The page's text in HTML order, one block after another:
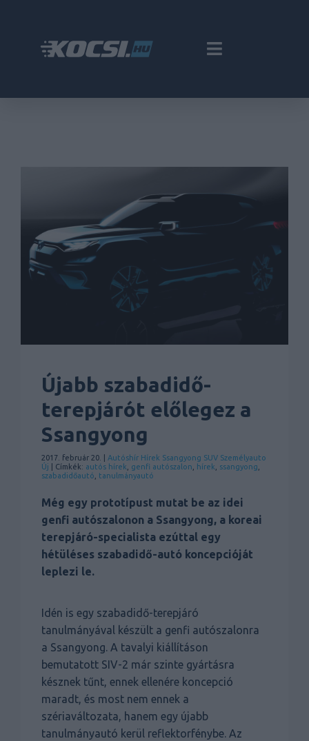
Újabb szabadidő-
terepjárót előlegez a
Ssangyong
2017. február 20. | Autóshír Hírek Ssangyong SUV Személyauto
Új | Címkék: autós hírek genfi autószalon hírek ssangyong
szabadidőautó
tanulmányautó
Még egy prototípust mutat be az idei
genfi autószalonon a Ssangyong, a koreai
terepjáró-specialista ezúttal egy
hétüléses szabadidő-autó koncepcióját
leplezi le.
Idén is egy szabadidő-terepjáró
tanulmányával készült a genfi autószalonra
a Ssangyong. A tavalyi kiállításon
bemutatott SIV-2 már szinte gyártásra
késznek tűnt, ennek ellenére koncepció
maradt, és most nem ennek a
szériaváltozata, hanem egy újabb
tanulmányautó kerül reflektorfénybe. Az